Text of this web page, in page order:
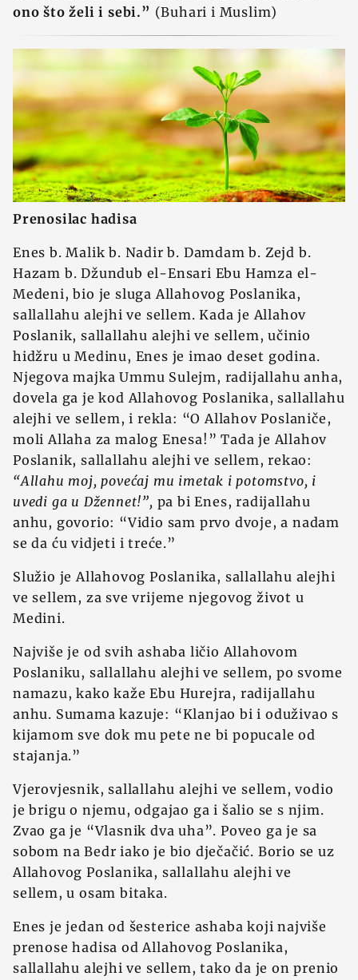
ono što želi i sebi.” (Buhari i Muslim)
Prenosilac hadisa
Enes b. Malik b. Nadir b. Damdam b. Zejd b.
Hazam b. Džundub el-Ensari Ebu Hamza el-
Medeni, bio je sluga Allahovog Poslanika,
sallallahu alejhi ve sellem. Kada je Allahov
Poslanik, sallallahu alejhi ve sellem, učinio
hidžru u Medinu, Enes je imao deset godina.
Njegova majka Ummu Sulejm, radijallahu anha,
dovela ga je kod Allahovog Poslanika, sallallahu
alejhi ve sellem, i rekla: “O Allahov Poslaniče,
moli Allaha za malog Enesa!” Tada je Allahov
Poslanik, sallallahu alejhi ve sellem, rekao:
“Allahu moj, povećaj mu imetak i potomstvo, i
uvedi ga u Džennet!”, pa bi Enes, radijallahu
anhu, govorio: “Vidio sam prvo dvoje, a nadam
se da ću vidjeti i treće.”
Služio je Allahovog Poslanika, sallallahu alejhi
ve sellem, za sve vrijeme njegovog život u
Medini.
Najviše je od svih ashaba ličio Allahovom
Poslaniku, sallallahu alejhi ve sellem, po svome
namazu, kako kaže Ebu Hurejra, radijallahu
anhu. Sumama kazuje: “Klanjao bi i oduživao s
kijamom sve dok mu pete ne bi popucale od
stajanja.”
Vjerovjesnik, sallallahu alejhi ve sellem, vodio
je brigu o njemu, odgajao ga i šalio se s njim.
Zvao ga je “Vlasnik dva uha”. Poveo ga je sa
sobom na Bedr iako je bio dječačić. Borio se uz
Allahovog Poslanika, sallallahu alejhi ve
sellem, u osam bitaka.
Enes je jedan od šesterice ashaba koji najviše
prenose hadisa od Allahovog Poslanika,
sallallahu alejhi ve sellem, tako da je on prenio